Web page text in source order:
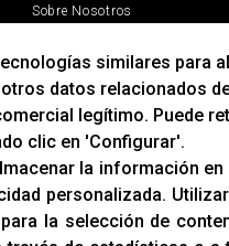
Sobre Nosotros
Política De Privacidad
similares para
datos relacionados
legítimo. Puede
clic en 'Configurar'.
la información
personalizada.
la selección de